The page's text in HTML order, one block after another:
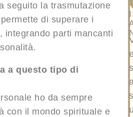
seguito la trasmutazione
di superare i
integrando parti mancanti
a questo tipo di
ho da sempre
con il mondo spirituale e